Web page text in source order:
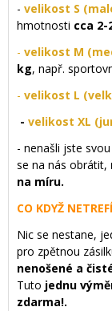
- velikost S
hmotnosti cca 2-
- velikost M
kg, např.
- velikost L
- velikost XL
- nenašli jste
se na nás obrátit,
na míru.
CO KDYŽ
Nic se nestane,
pro zpětnou
nenošené a
Tuto jednu
zdarma!.